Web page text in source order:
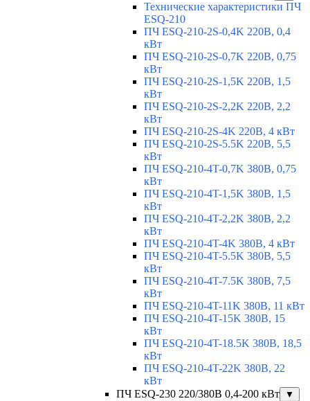
Технические характеристики ПЧ
ESQ-210
ПЧ ESQ-210-2S-0,4K 220В, 0,4
кВт
ПЧ ESQ-210-2S-0,7K 220В, 0,75
кВт
ПЧ ESQ-210-2S-1,5K 220В, 1,5
кВт
ПЧ ESQ-210-2S-2,2K 220В, 2,2
кВт
ПЧ ESQ-210-2S-4K 220В, 4 кВт
ПЧ ESQ-210-2S-5.5K 220В, 5,5
кВт
ПЧ ESQ-210-4T-0,7K 380В, 0,75
кВт
ПЧ ESQ-210-4T-1,5K 380В, 1,5
кВт
ПЧ ESQ-210-4T-2,2K 380В, 2,2
кВт
ПЧ ESQ-210-4T-4K 380В, 4 кВт
ПЧ ESQ-210-4T-5.5K 380В, 5,5
кВт
ПЧ ESQ-210-4T-7.5K 380В, 7,5
кВт
ПЧ ESQ-210-4T-11K 380В, 11 кВт
ПЧ ESQ-210-4T-15K 380В, 15
кВт
ПЧ ESQ-210-4T-18.5K 380В, 18,5
кВт
ПЧ ESQ-210-4T-22K 380В, 22
кВт
ПЧ ESQ-230 220/380В 0,4-200 кВт
▼